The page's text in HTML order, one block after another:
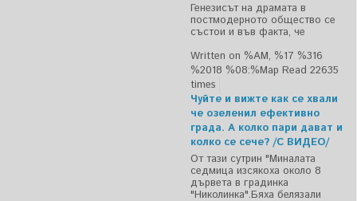
Генезисът на драмата в
постмодерното общество се
състои и във факта, че
Written on %AM, %17 %316
%2018 %08:%Мар Read 22635
times
Чуйте и вижте как се хвали
че озеленил ефективно
града. А колко пари дават и
колко се сече? /С ВИДЕО/
От тази сутрин "Миналата
седмица изсякоха около 8
дървета в градинка
"Николинка".Бяха белязали